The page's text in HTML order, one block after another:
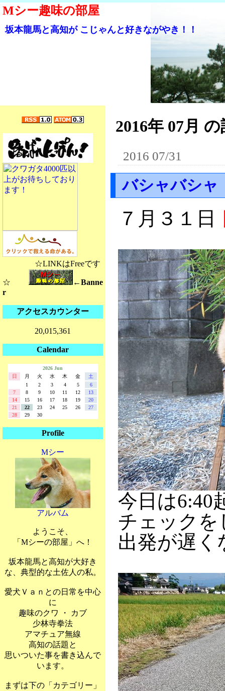
Mシー趣味の部屋
坂本龍馬と高知が こじゃんと好きながやき！！
☆LINKはFreeです
☆
←Banne
r
アクセスカウンター
20,015,361
Calendar
2026 Jun
日
月 火 水 木 金
土
1
2 3 4 5
6
7
8 9 10 11 12
13
14
15 16 17 18 19
20
21
22 23 24 25 26
27
28
29 30
Profile
Mシー
アルバム
ようこそ、
「Mシーの部屋」へ！
坂本龍馬と高知が大好き
な、典型的な土佐人の私。
愛犬Ｖａｎとの日常を中心
に
趣味のクワ ・ カブ
少林寺拳法
アマチュア無線
高知の話題と
思いついた事を書き込んで
います。
まずは下の「カテゴリー」
2016年 07月
2016 07/31
バシャバシャ
７月３１日
今日は6:40
チェックを
出発が遅く